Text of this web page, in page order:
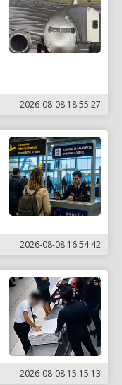
2026-08-08 18:55:27
2026-08-08 16:54:42
2026-08-08 15:15:13